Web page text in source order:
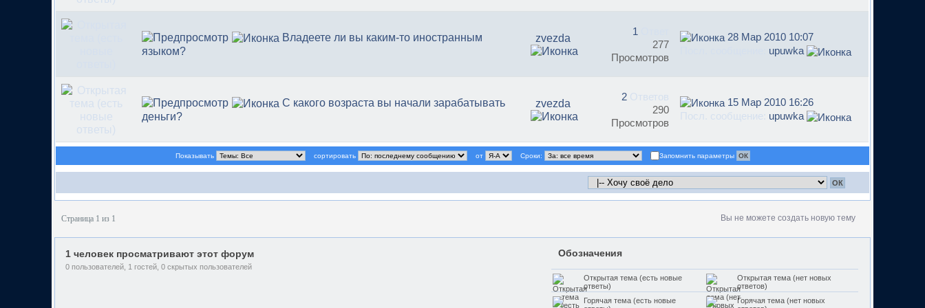
Владеете ли вы каким-то иностранным
языком?
zvezda
1
277
Просмотров
28 Мар 2010 10:07
upuwka
С какого возраста вы начали зарабатывать
деньги?
zvezda
2 Ответов
290
Просмотров
15 Мар 2010 16:26
Посл. сообщение: upuwka
Показывать сортировать от Сроки: Запомнить параметры
Страница 1 из 1 Вы не можете создать новую тему
Обозначения
Открытая тема (есть новые
ответы)
Открытая тема (нет новых
ответов)
Горячая тема (есть новые
Горячая тема (нет новых
1 человек просматривают этот форум
0 пользователей, 1 гостей, 0 скрытых пользователей